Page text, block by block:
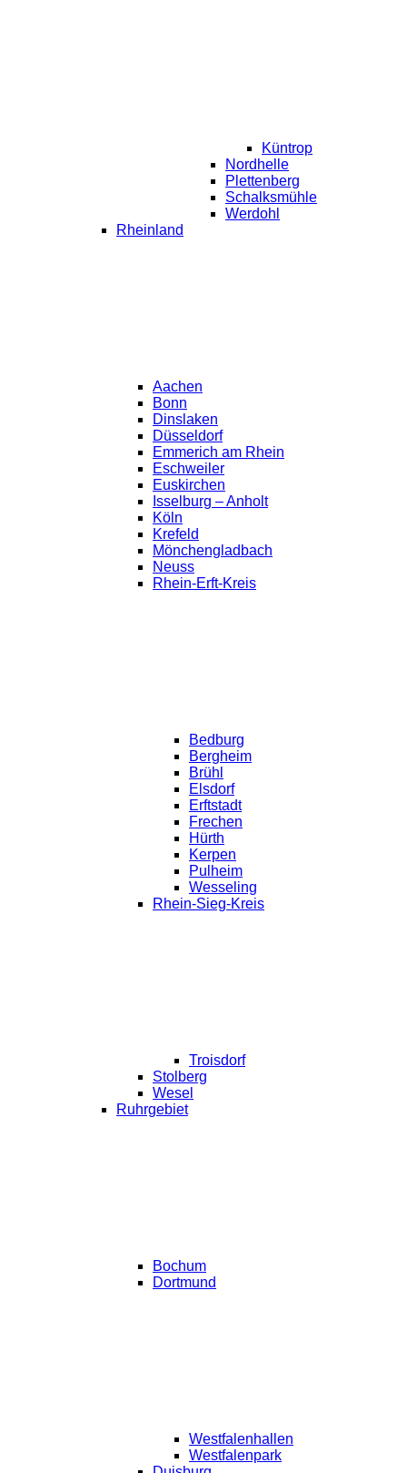
Küntrop
Nordhelle
Plettenberg
Schalksmühle
Werdohl
Rheinland
Aachen
Bonn
Dinslaken
Düsseldorf
Emmerich am Rhein
Eschweiler
Euskirchen
Isselburg – Anholt
Köln
Krefeld
Mönchengladbach
Neuss
Rhein-Erft-Kreis
Bedburg
Bergheim
Brühl
Elsdorf
Erftstadt
Frechen
Hürth
Kerpen
Pulheim
Wesseling
Rhein-Sieg-Kreis
Troisdorf
Stolberg
Wesel
Ruhrgebiet
Bochum
Dortmund
Westfalenhallen
Westfalenpark